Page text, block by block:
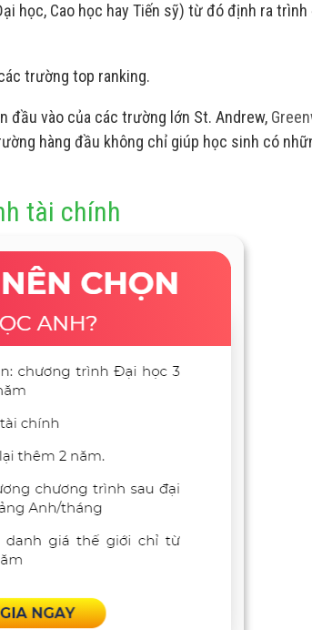
học, Cao học hay Tiến sỹ) từ đó định ra
trường top ranking.
đầu vào của các trường lớn St. Andrew,
hàng đầu không chỉ giúp học sinh có
tài chính